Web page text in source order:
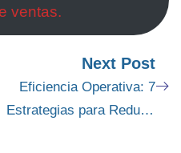
ventas.
Next Post
Eficiencia Operativa: 7
Estrategias para Reducir